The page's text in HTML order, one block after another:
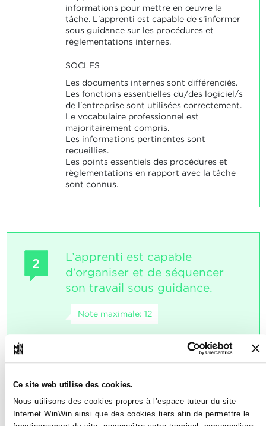
Ce site web utilise des cookies.
Nous utilisons des cookies propres à l’espace tuteur du site
Internet WinWin ainsi que des cookies tiers afin de permettre le
informations pour mettre en œuvre la
tâche. L'apprenti est capable de s’informer
sous guidance sur les procédures et
règlementations internes.
SOCLES
Les documents internes sont différenciés.
Les fonctions essentielles du/des logiciel/s
de l'entreprise sont utilisées correctement.
Le vocabulaire professionnel est
majoritairement compris.
Les informations pertinentes sont
recueillies.
Les points essentiels des procédures et
règlementations en rapport avec la tâche
sont connus.
2
L’apprenti est capable
d’organiser et de séquencer
son travail sous guidance.
Note maximale: 12
INDICATEURS
L'apprenti est capable de : • séquencer son
nécessaires à l'accomplissement de sa
tâche • estimer le temps de travail